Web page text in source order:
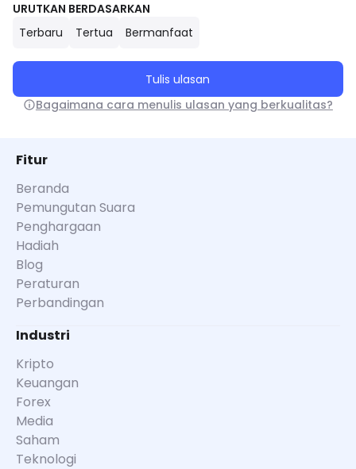
URUTKAN BERDASARKAN
Terbaru
Tertua Bermanfaat
Tulis ulasan
Bagaimana cara menulis ulasan yang berkualitas?
Fitur
Beranda
Pemungutan Suara
Penghargaan
Hadiah
Blog
Peraturan
Perbandingan
Industri
Kripto
Keuangan
Forex
Media
Saham
Teknologi